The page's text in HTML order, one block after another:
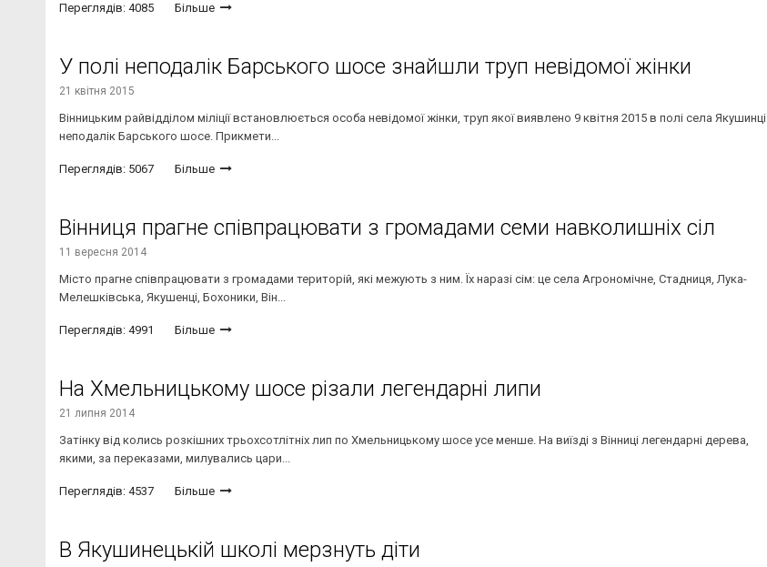
Переглядів: 4085 Більше
У полі неподалік Барського шосе знайшли труп невідомої жінки
21 квітня 2015
Вінницьким райвідділом міліції встановлюється особа невідомої жінки, труп якої виявлено 9 квітня 2015 в полі села Якушинці
неподалік Барського шосе. Прикмети...
Переглядів: 5067 Більше
Вінниця прагне співпрацювати з громадами семи навколишніх сіл
11 вересня 2014
Місто прагне співпрацювати з громадами територій, які межують з ним. Їх наразі сім: це села Агрономічне, Стадниця, Лука-
Мелешківська, Якушенці, Бохоники, Він...
Переглядів: 4991 Більше
На Хмельницькому шосе різали легендарні липи
21 липня 2014
Затінку від колись розкішних трьохсотлітніх лип по Хмельницькому шосе усе менше. На виїзді з Вінниці легендарні дерева,
якими, за переказами, милувались цари...
Переглядів: 4537 Більше
В Якушинецькій школі мерзнуть діти